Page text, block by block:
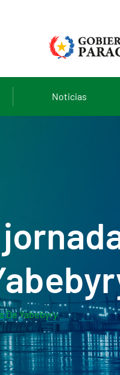
Noticias
De Yabebyry